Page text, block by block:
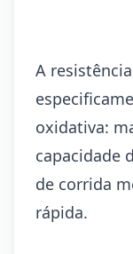
A
oxidativa:
capacidade
de corrida
rápida.